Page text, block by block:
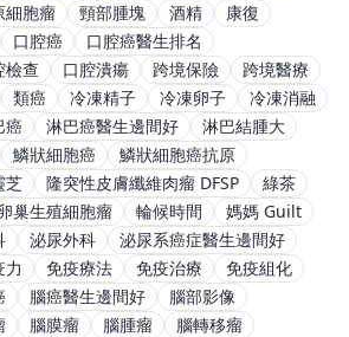
細胞瘤 頸部腫塊 酒精
康復
口腔癌
口腔癌醫生排名
檢查 口腔潰瘍 跨境保險
跨境醫療
類癌 冷凍精子 冷凍卵子
冷凍消融
癌 淋巴癌醫生邊間好
淋巴結腫大
鱗狀細胞癌
鱗狀細胞癌抗原
芝 隆突性皮膚纖維肉瘤 DFSP
綠茶
巢生殖細胞瘤 輪候時間
媽媽 Guilt
泌尿外科
泌尿系癌症醫生邊間好
力 免疫療法 免疫治療
免疫組化
腦癌醫生邊間好
腦部影像
腦膜瘤 腦腫瘤
腦轉移瘤